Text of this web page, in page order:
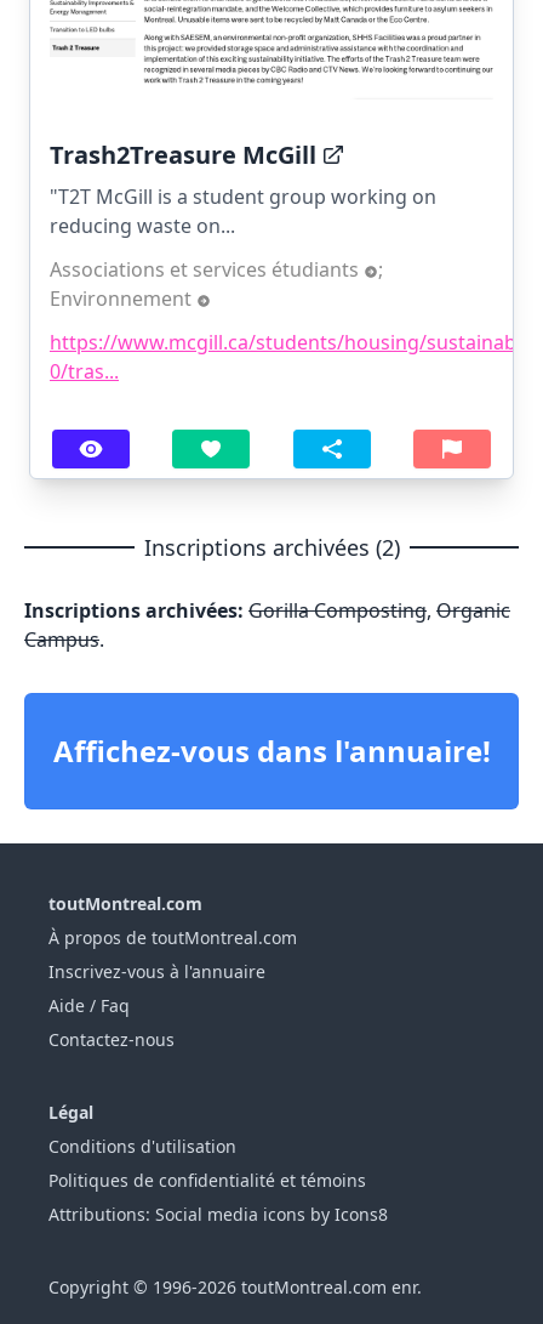
Trash2Treasure McGill
"T2T McGill is a student group working on
reducing waste on...
Associations et services étudiants
;
Environnement
https://www.mcgill.ca/students/housing/
0/tras...
Inscriptions archivées (2)
Inscriptions archivées: Gorilla Composting, Organic
Campus.
Affichez-vous dans l'annuaire!
toutMontreal.com
À propos de toutMontreal.com
Inscrivez-vous à l'annuaire
Aide / Faq
Contactez-nous
Légal
Conditions d'utilisation
Politiques de confidentialité et témoins
Attributions: Social media icons by Icons8
Copyright © 1996-2026 toutMontreal.com enr.